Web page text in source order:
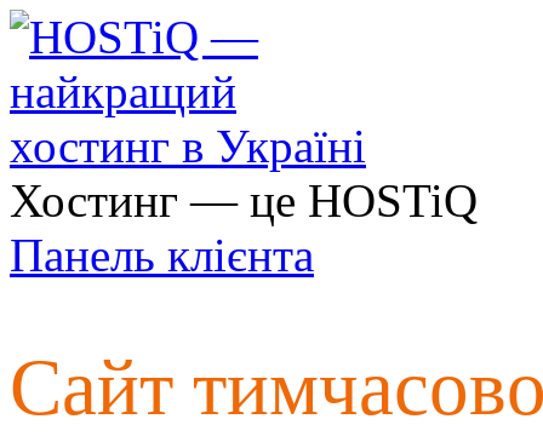
Хостинг — це HOSTiQ
Панель клієнта
Сайт